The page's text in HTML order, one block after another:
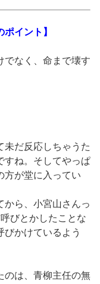
イント】
でなく、命まで壊す
未だ反応しちゃうた
すね。そしてやっぱ
方が堂に入ってい
から、小宮山さんっ
びとかしたことな
びかけているよう
は、青柳主任の無